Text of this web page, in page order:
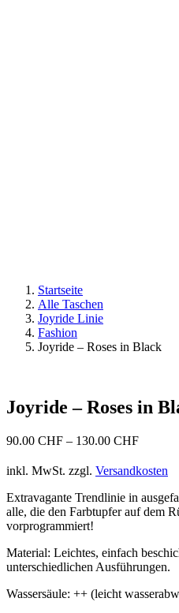
Startseite
Alle Taschen
Joyride Linie
Fashion
Joyride – Roses in Black
Joyride – Roses in
90.00 CHF – 130.00 CHF
inkl. MwSt. zzgl. Versandkosten
Extravagante Trendlinie in
alle, die den Farbtupfer auf dem
vorprogrammiert!
Material: Leichtes, einfach
unterschiedlichen Ausführungen.
Wassersäule: ++ (leicht